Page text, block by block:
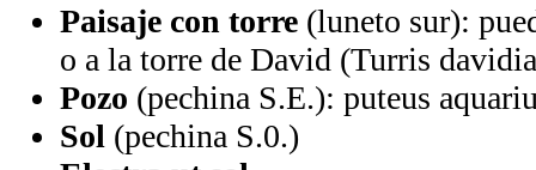
Paisaje con torre (luneto sur):
o a la torre de David (Turris
Pozo (pechina S.E.): puteus
Sol (pechina S.0.)